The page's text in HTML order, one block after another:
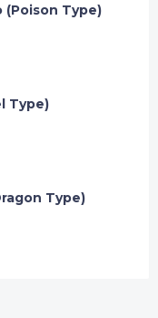
(Poison Type)
Type)
Type)